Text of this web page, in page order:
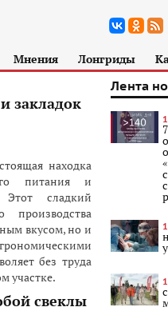
Мнения Лонгриды
закладок
находка
питания и
Этот сладкий
производства
вкусом, но и
без труда
участке.
свеклы
Лента